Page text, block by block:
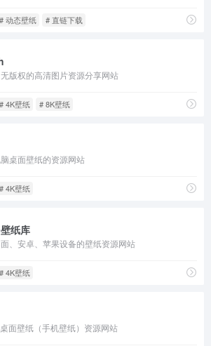
# 动态壁纸 # 直链下载
版权的高清图片资源分享网站
# 4K壁纸 # 8K壁纸
桌面壁纸的资源网站
# 4K壁纸
纸库
、安卓、苹果设备的壁纸资源网站
# 4K壁纸
面壁纸（手机壁纸）资源网站